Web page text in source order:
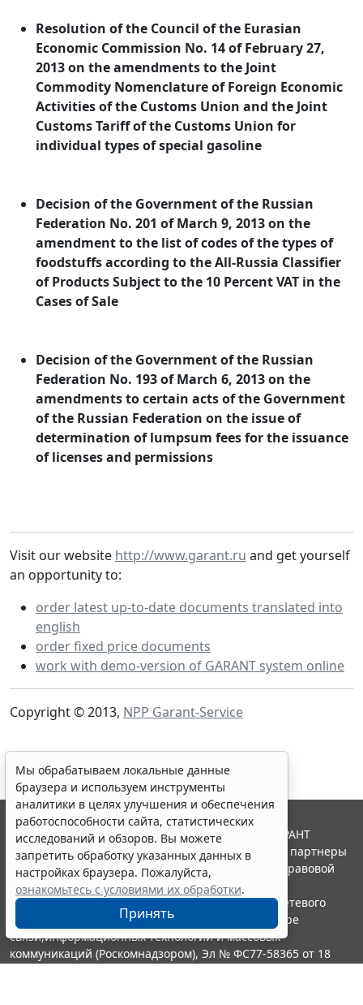
Resolution of the Council of the Eurasian
Economic Commission No. 14 of February 27,
2013 on the amendments to the Joint
Commodity Nomenclature of Foreign Economic
Activities of the Customs Union and the Joint
Customs Tariff of the Customs Union for
individual types of special gasoline
Decision of the Government of the Russian
Federation No. 201 of March 9, 2013 on the
amendment to the list of codes of the types of
foodstuffs according to the All-Russia Classifier
of Products Subject to the 10 Percent VAT in the
Cases of Sale
Decision of the Government of the Russian
Federation No. 193 of March 6, 2013 on the
amendments to certain acts of the Government
of the Russian Federation on the issue of
determination of lumpsum fees for the issuance
of licenses and permissions
Visit our website http://www.garant.ru and get yourself
an opportunity to:
order latest up-to-date documents translated into
english
order fixed price documents
work with demo-version of GARANT system online
Copyright © 2013, NPP Garant-Service
Мы обрабатываем локальные данные
браузера и используем инструменты
аналитики в целях улучшения и обеспечения
работоспособности сайта, статистических
исследований и обзоров. Вы можете
запретить обработку указанных данных в
настройках браузера. Пожалуйста,
ознакомьтесь с условиями их обработки.
Принять
© ООО "НПП "ГАРАНТ-СЕРВИС", 2026. Система ГАРАНТ
выпускается с 1990 года. Компания "Гарант" и ее партнеры
являются участниками Российской ассоциации правовой
информации ГАРАНТ.
Портал ГАРАНТ.РУ зарегистрирован в качестве сетевого
издания Федеральной службой по надзору в сфере
связи,информационных технологий и массовых
коммуникаций (Роскомнадзором), Эл № ФС77-58365 от 18